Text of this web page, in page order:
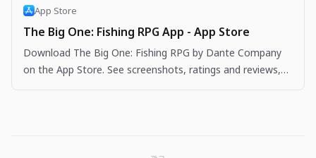
App Store
The Big One: Fishing RPG App - App Store
Download The Big One: Fishing RPG by Dante Company
on the App Store. See screenshots, ratings and reviews,